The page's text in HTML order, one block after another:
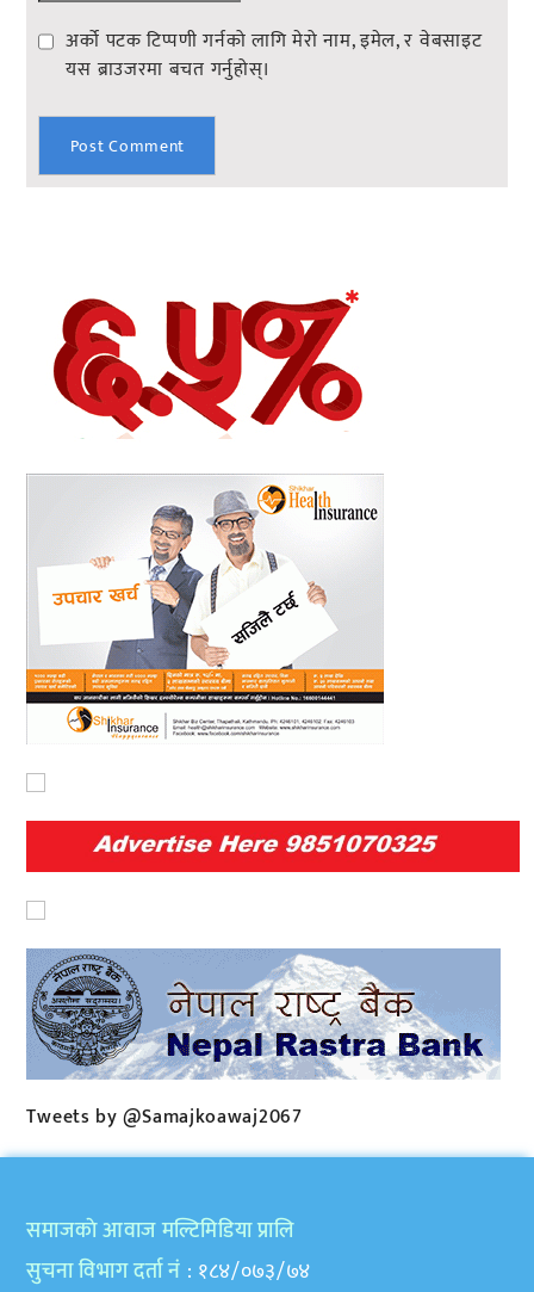
अर्को पटक टिप्पणी गर्नको लागि मेरो नाम, इमेल, र वेबसाइट
यस ब्राउजरमा बचत गर्नुहोस्।
Tweets by @Samajkoawaj2067
समाजकाे आवाज मल्टिमिडिया प्रालि
सुचना विभाग दर्ता नं : १८४/०७३/७४